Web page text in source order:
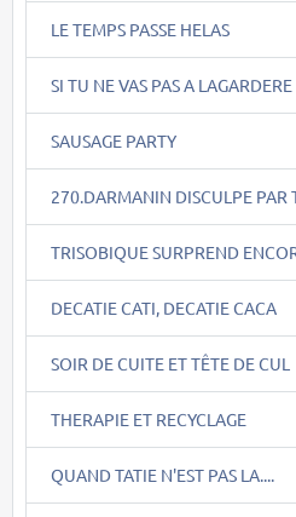
LE TEMPS PASSE HELAS
SI TU NE VAS PAS A LAGARDERE
SAUSAGE PARTY
270.DARMANIN DISCULPE PAR
TRISOBIQUE SURPREND
DECATIE CATI, DECATIE CACA
SOIR DE CUITE ET TÊTE DE CUL
THERAPIE ET RECYCLAGE
QUAND TATIE N'EST PAS LA....